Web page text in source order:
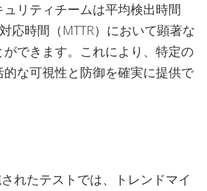
リティチームは平均検出時間
応時間（MTTR）において顕著な
できます。これにより、特定の
な可視性と防御を確実に提供で
れたテストでは、トレンドマイ